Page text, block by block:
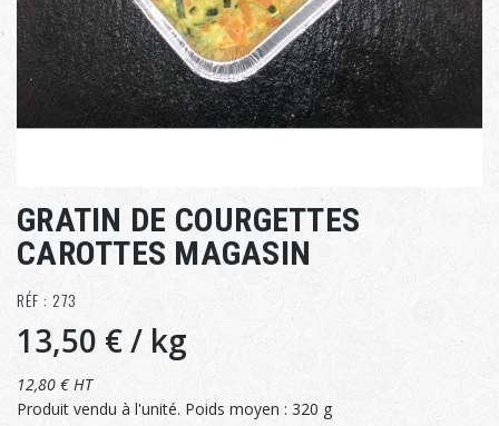
GRATIN DE COURGETTES
CAROTTES MAGASIN
RÉF : 273
13,50 €/ kg
12,80 € HT
Produit vendu à l'unité. Poids moyen : 320 g